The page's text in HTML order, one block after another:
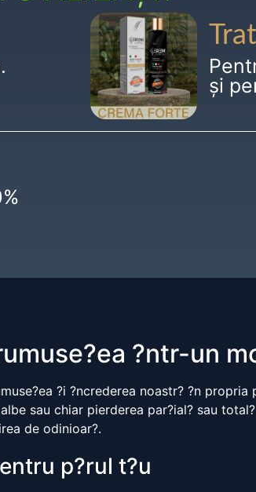
și
?ntr-un
?i ?ncrederea noastr? ?n
sau chiar pierderea par?ial? sau
de odinioar?.
p?rul t?u